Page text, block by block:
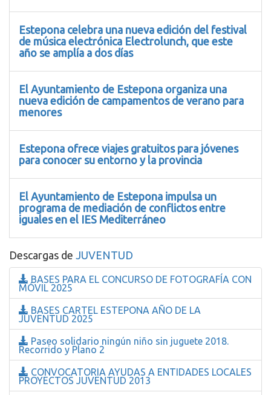
Estepona celebra una nueva edición del festival
de música electrónica Electrolunch, que este
año se amplía a dos días
El Ayuntamiento de Estepona organiza una
nueva edición de campamentos de verano para
menores
Estepona ofrece viajes gratuitos para jóvenes
para conocer su entorno y la provincia
El Ayuntamiento de Estepona impulsa un
programa de mediación de conflictos entre
iguales en el IES Mediterráneo
Descargas de JUVENTUD
BASES PARA EL CONCURSO DE FOTOGRAFÍA CON
MÓVIL 2025
BASES CARTEL ESTEPONA AÑO DE LA
JUVENTUD 2025
Paseo solidario ningún niño sin juguete 2018.
Recorrido y Plano 2
CONVOCATORIA AYUDAS A ENTIDADES LOCALES
PROYECTOS JUVENTUD 2013